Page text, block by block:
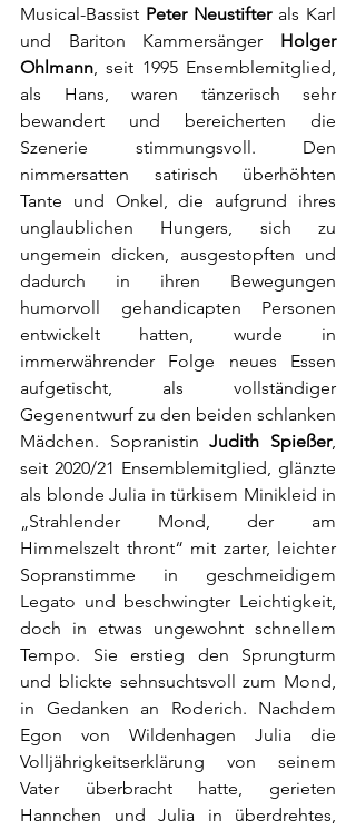
Musical-Bassist Peter Neustifter als Karl
und Bariton Kammersänger Holger
Ohlmann, seit 1995 Ensemblemitglied,
als Hans, waren tänzerisch sehr
bewandert und bereicherten die
Szenerie stimmungsvoll. Den
nimmersatten satirisch überhöhten
Tante und Onkel, die aufgrund ihres
unglaublichen Hungers, sich zu
ungemein dicken, ausgestopften und
dadurch in ihren Bewegungen
humorvoll gehandicapten Personen
entwickelt hatten, wurde in
immerwährender Folge neues Essen
aufgetischt, als vollständiger
Gegenentwurf zu den beiden schlanken
Mädchen. Sopranistin Judith Spießer,
seit 2020/21 Ensemblemitglied, glänzte
als blonde Julia in türkisem Minikleid in
„Strahlender Mond, der am
Himmelszelt thront“ mit zarter, leichter
Sopranstimme in geschmeidigem
Legato und beschwingter Leichtigkeit,
doch in etwas ungewohnt schnellem
Tempo. Sie erstieg den Sprungturm
und blickte sehnsuchtsvoll zum Mond,
in Gedanken an Roderich. Nachdem
Egon von Wildenhagen Julia die
Volljährigkeitserklärung von seinem
Vater überbracht hatte, gerieten
Hannchen und Julia in überdrehtes,